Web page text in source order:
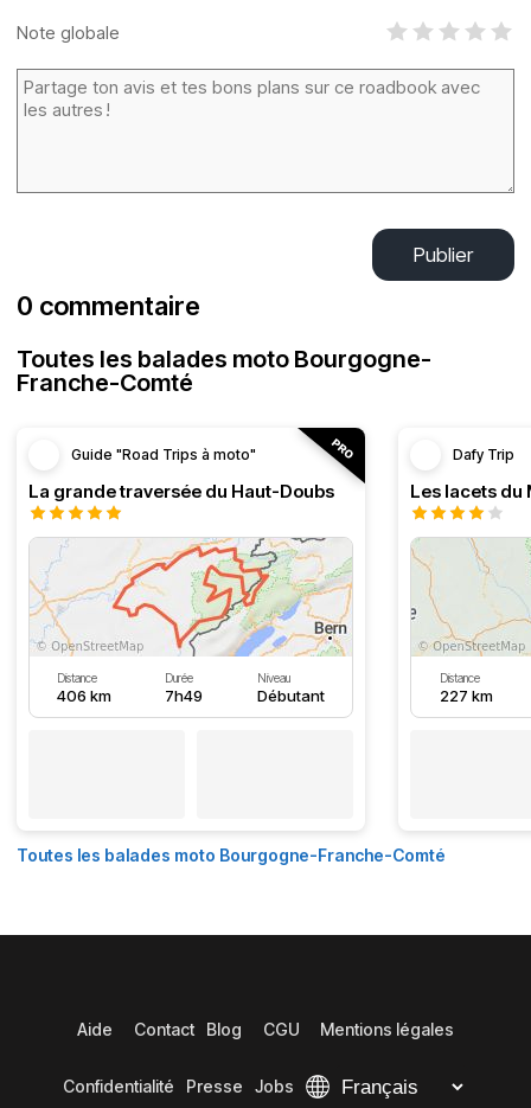
Note globale
Publier
0 commentaire
Toutes les balades moto Bourgogne-
Franche-Comté
Guide "Road Trips à moto"
La grande traversée du Haut-Doubs
Distance
406 km
Durée
7h49
Niveau
Débutant
Dafy Trip
Les lacets du
Distance
227 km
Toutes les balades moto Bourgogne-Franche-Comté
Aide Contact Blog CGU Mentions légales
Confidentialité Presse Jobs